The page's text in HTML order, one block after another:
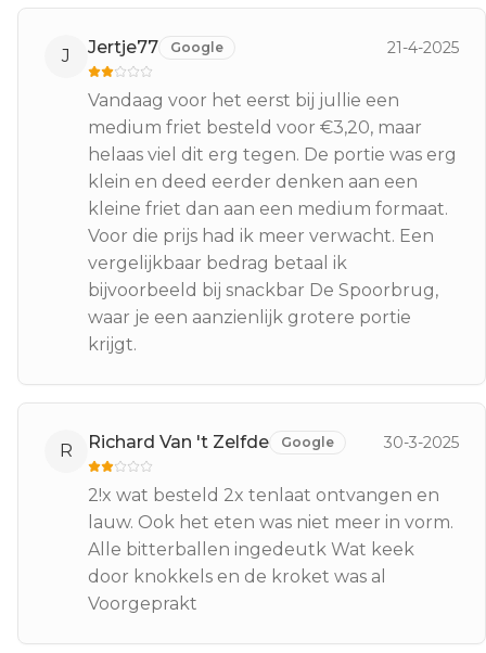
J Jertje77 Google 21-4-2025
Vandaag voor het eerst bij jullie een
medium friet besteld voor €3,20, maar
helaas viel dit erg tegen. De portie was erg
klein en deed eerder denken aan een
kleine friet dan aan een medium formaat.
Voor die prijs had ik meer verwacht. Een
vergelijkbaar bedrag betaal ik
bijvoorbeeld bij snackbar De Spoorbrug,
waar je een aanzienlijk grotere portie
krijgt.
R Richard Van 't Zelfde Google 30-3-2025
2!x wat besteld 2x tenlaat ontvangen en
lauw. Ook het eten was niet meer in vorm.
Alle bitterballen ingedeutk Wat keek
door knokkels en de kroket was al
Voorgeprakt